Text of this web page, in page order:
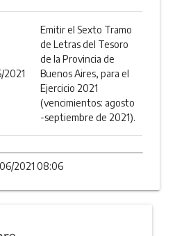
2021
Emitir el Sexto Tramo
de Letras del Tesoro
de la Provincia de
Buenos Aires, para el
Ejercicio 2021
(vencimientos: agosto
-septiembre de 2021).
2021 08:06